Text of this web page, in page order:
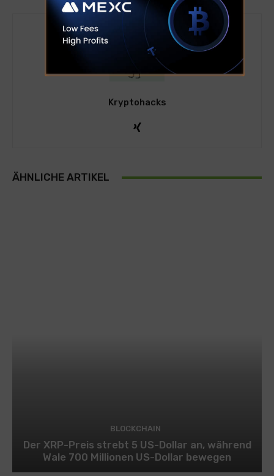
Kryptohacks
ÄHNLICHE ARTIKEL
BLOCKCHAIN
Der XRP-Preis strebt 5 US-Dollar an, während
Wale 700 Millionen US-Dollar bewegen